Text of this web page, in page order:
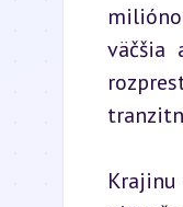
väčšia
Krajinu